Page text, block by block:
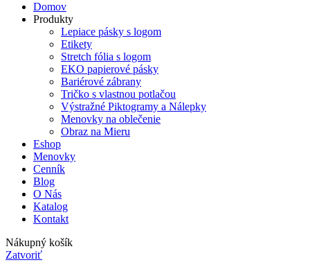
Domov
Produkty
Lepiace pásky s logom
Etikety
Stretch fólia s logom
EKO papierové pásky
Bariérové zábrany
Tričko s vlastnou potlačou
Výstražné Piktogramy a Nálepky
Menovky na oblečenie
Obraz na Mieru
Eshop
Menovky
Cenník
Blog
O Nás
Katalog
Kontakt
Nákupný košík
Zatvoriť